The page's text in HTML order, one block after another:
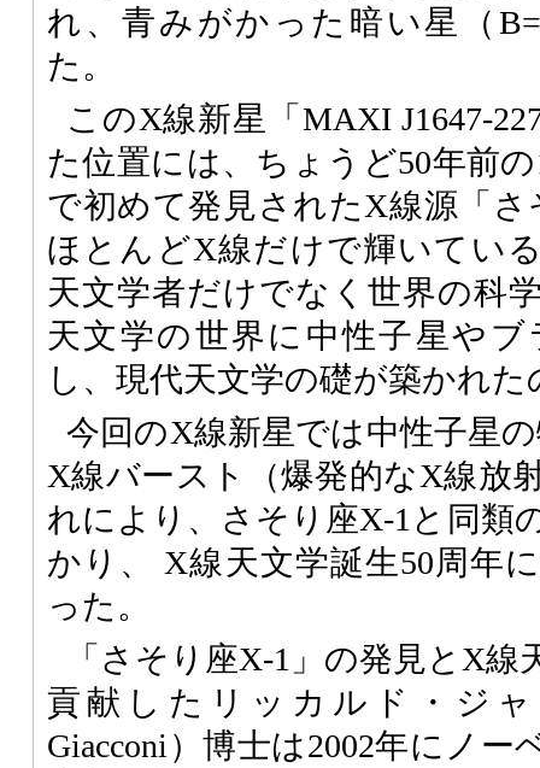
れ、青みがかった暗い星（
た。
このX線新星「MAXI J1647-
た位置には、ちょうど50年前
で初めて発見されたX線源「
ほとんどX線だけで輝いてい
天文学者だけでなく世界の科
天文学の世界に中性子星や
し、現代天文学の礎が築かれ
今回のX線新星では中性子星
X線バースト（爆発的なX線放
れにより、さそり座X-1と同類
かり、 X線天文学誕生50周年
った。
「さそり座X-1」の発見とX
貢献したリッカルド・ジャ
Giacconi）博士は2002年にノー